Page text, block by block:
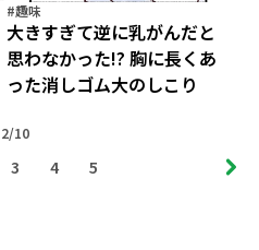
#趣味
大きすぎて逆に乳がんだと
思わなかった!? 胸に長くあ
った消しゴム大のしこり
2/10
3 4 5